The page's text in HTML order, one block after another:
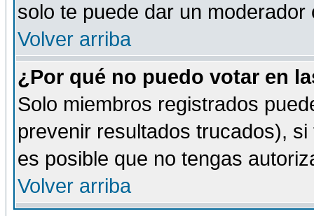
solo te puede dar un
Volver arriba
¿Por qué no puedo votar en
Solo miembros registrados
prevenir resultados trucados),
es posible que no tengas
Volver arriba